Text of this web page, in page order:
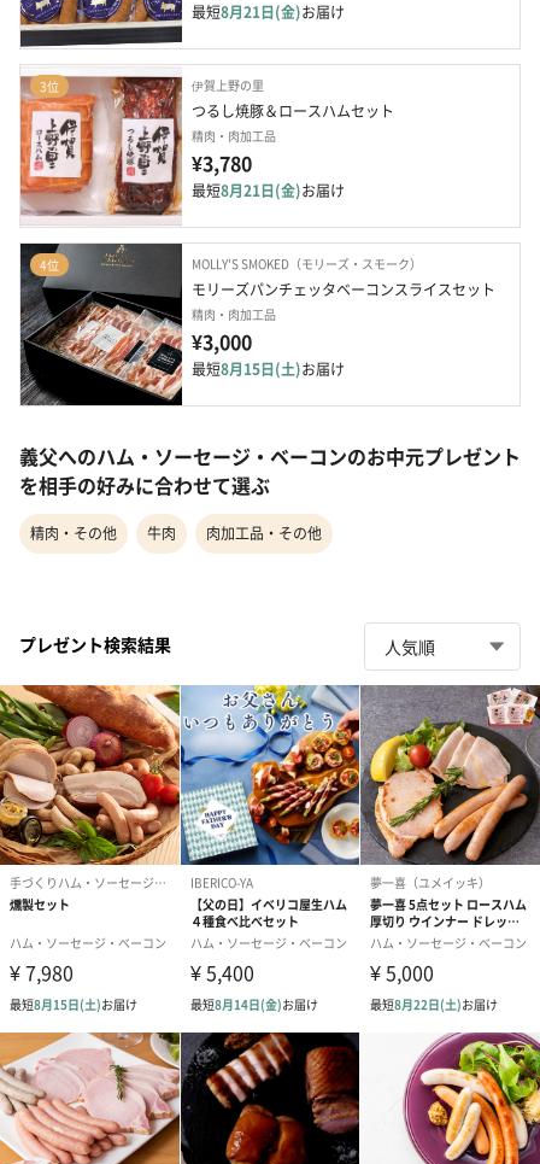
最短8月21日(金)お届け
3位 伊賀上野の里
つるし焼豚＆ロースハムセット
精肉・肉加工品
¥3,780
最短8月21日(金)お届け
4位 MOLLY'S SMOKED（モリーズ・スモーク）
モリーズパンチェッタベーコンスライスセット
精肉・肉加工品
¥3,000
最短8月15日(土)お届け
義父へのハム・ソーセージ・ベーコンのお中元プレゼント
を相手の好みに合わせて選ぶ
精肉・その他 牛肉 肉加工品・その他
プレゼント検索結果